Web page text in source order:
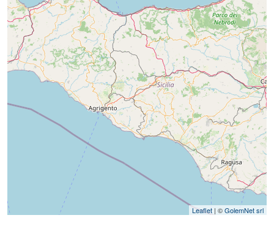
Leaflet | ©GolemNet srl